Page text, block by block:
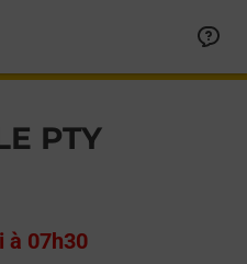
PTY
à 07h30